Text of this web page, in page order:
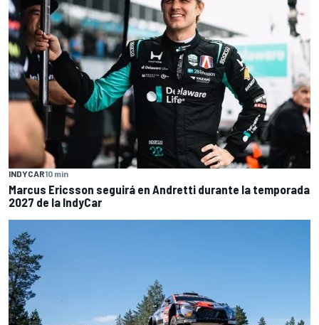
INDYCAR10 min
Marcus Ericsson seguirá en Andretti durante la temporada
2027 de la IndyCar